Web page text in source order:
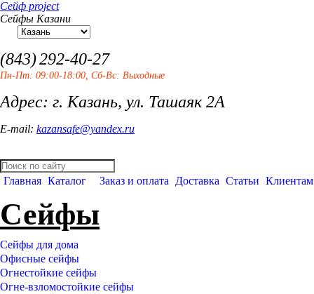
Сейф project
Сейфы Казани
(843)292-40-27
Пн-Пт: 09:00-18:00, Сб-Вс: Выходные
Адрес: г. Казань, ул. Ташаяк 2А
E-mail: kazansafe@yandex.ru
Главная Каталог Заказ и оплата Доставка Статьи Клиентам
Сейфы
Сейфы для дома
Офисные сейфы
Огнестойкие сейфы
Огне-взломостойкие сейфы